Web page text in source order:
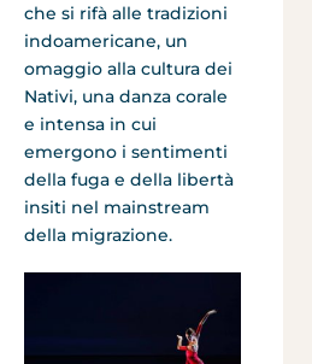
che si rifà alle tradizioni
indoamericane, un
omaggio alla cultura dei
Nativi, una danza corale
e intensa in cui
emergono i sentimenti
della fuga e della libertà
insiti nel mainstream
della migrazione.